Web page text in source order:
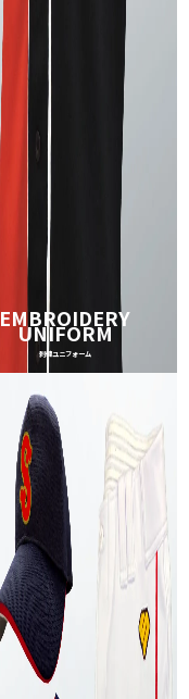
EMBROIDERY
UNIFORM
刺繍ユニフォーム